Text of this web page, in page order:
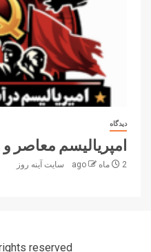
دیدگاه
امپریالیسم معاصر
2 ماه ago سایت آینه‌ روز
reserved.